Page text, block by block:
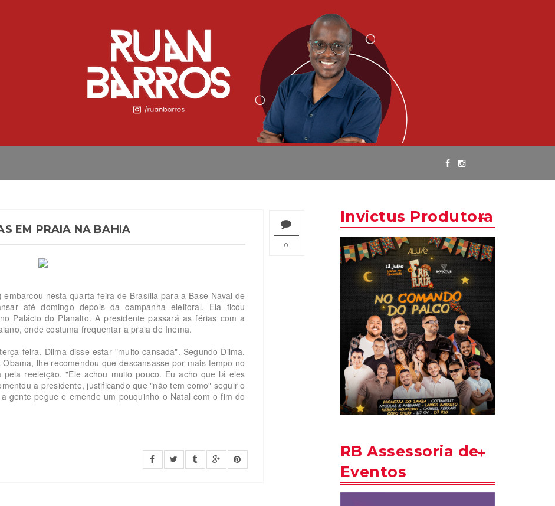
0
EM PRAIA NA BAHIA
nesta quarta-feira de Brasília para a Base Naval de
até domingo depois da campanha eleitoral. Ela ficou
Palácio do Planalto. A presidente passará as férias com a
onde costuma frequentar a praia de Inema.
feira, Dilma disse estar "muito cansada". Segundo Dilma,
lhe recomendou que descansasse por mais tempo no
reeleição. "Ele achou muito pouco. Eu acho que lá eles
a presidente, justificando que "não tem como" seguir o
gente pegue e emende um pouquinho o Natal com o fim do
Invictus Produtora
RB Assessoria de
Eventos